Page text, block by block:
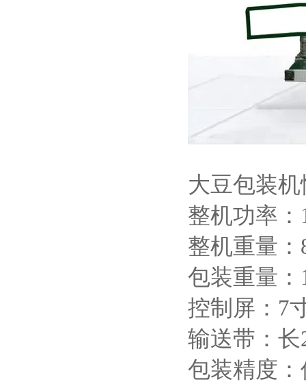
大豆包装
整机功率：
整机重量：
包装重量：
控制屏：7
输送带：长
包装精度：